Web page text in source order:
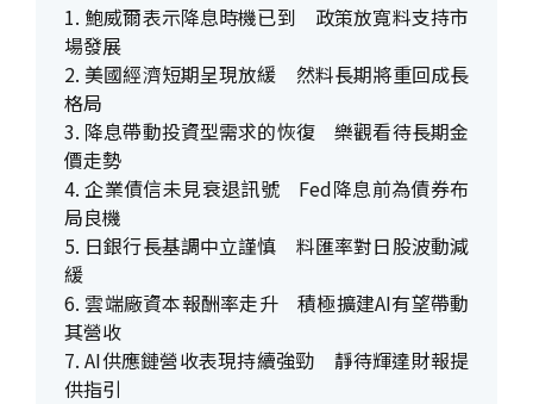
1. 鮑威爾表示降息時機已到 政策放寬料支持市
場發展
2. 美國經濟短期呈現放緩 然料長期將重回成長
格局
3. 降息帶動投資型需求的恢復 樂觀看待長期金
價走勢
4. 企業債信未見衰退訊號 Fed降息前為債券布
局良機
5. 日銀行長基調中立謹慎 料匯率對日股波動減
緩
6. 雲端廠資本報酬率走升 積極擴建AI有望帶動
其營收
7. AI供應鏈營收表現持續強勁 靜待輝達財報提
供指引